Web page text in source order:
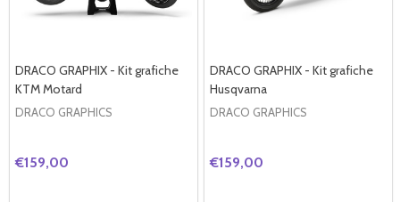
DRACO GRAPHIX - Kit grafiche
KTM Motard
DRACO GRAPHICS
€159,00
DRACO GRAPHIX - Kit grafiche
Husqvarna
DRACO GRAPHICS
€159,00